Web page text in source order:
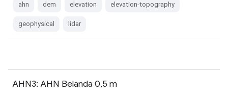
ahn dem elevation elevation-topography
geophysical lidar
AHN3: AHN Belanda 0,5 m